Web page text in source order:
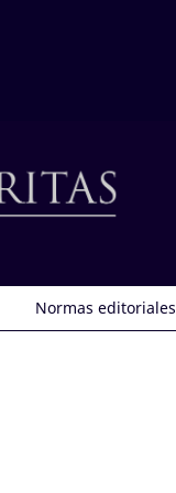
Normas editoriales